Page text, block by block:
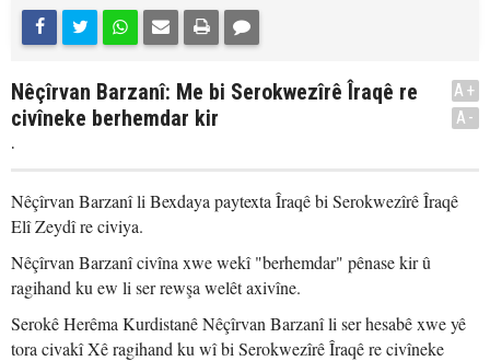
Nêçîrvan Barzanî: Me bi Serokwezîrê Îraqê re
civîneke berhemdar kir
.
A+
A-
Nêçîrvan Barzanî li Bexdaya paytexta Îraqê bi Serokwezîrê Îraqê
Elî Zeydî re civiya.
Nêçîrvan Barzanî civîna xwe wekî "berhemdar" pênase kir û
ragihand ku ew li ser rewşa welêt axivîne.
Serokê Herêma Kurdistanê Nêçîrvan Barzanî li ser hesabê xwe yê
tora civakî Xê ragihand ku wî bi Serokwezîrê Îraqê re civîneke